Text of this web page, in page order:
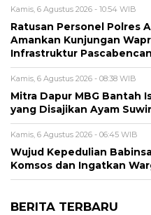
Kamis, 6 Agustus 2026 - 10:54 WIB
Ratusan Personel Polres
Amankan Kunjungan
Infrastruktur
Kamis, 6 Agustus 2026 - 08:38 WIB
‎Mitra Dapur MBG Bantah
yang Disajikan Ayam
Kamis, 6 Agustus 2026 - 06:45 WIB
‎Wujud Kepedulian
Komsos dan Ingatkan
BERITA TERBARU